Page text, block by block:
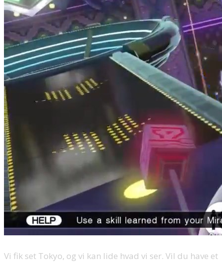
Vi fik set Tokyo, og vi kan lide hvad vi ser. Vil du have et